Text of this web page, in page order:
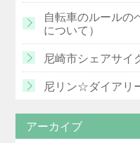
自転車のルールの
について）
尼崎市シェアサイ
尼リン☆ダイアリ
アーカイブ